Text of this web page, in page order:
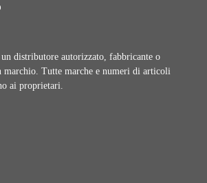
distributore autorizzato, fabbricante o
marchio. Tutte marche e numeri di articoli
ai proprietari.